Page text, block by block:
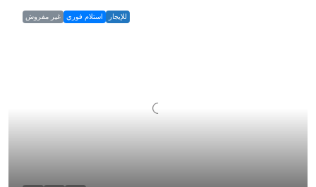
للإيجار استلام فوري غير مفروش